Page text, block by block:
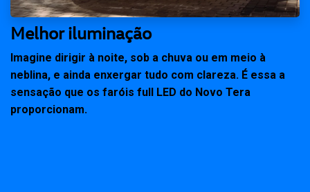
Melhor iluminação
Imagine dirigir à noite, sob a chuva ou em meio à
neblina, e ainda enxergar tudo com clareza. É essa a
sensação que os faróis full LED do Novo Tera
proporcionam.